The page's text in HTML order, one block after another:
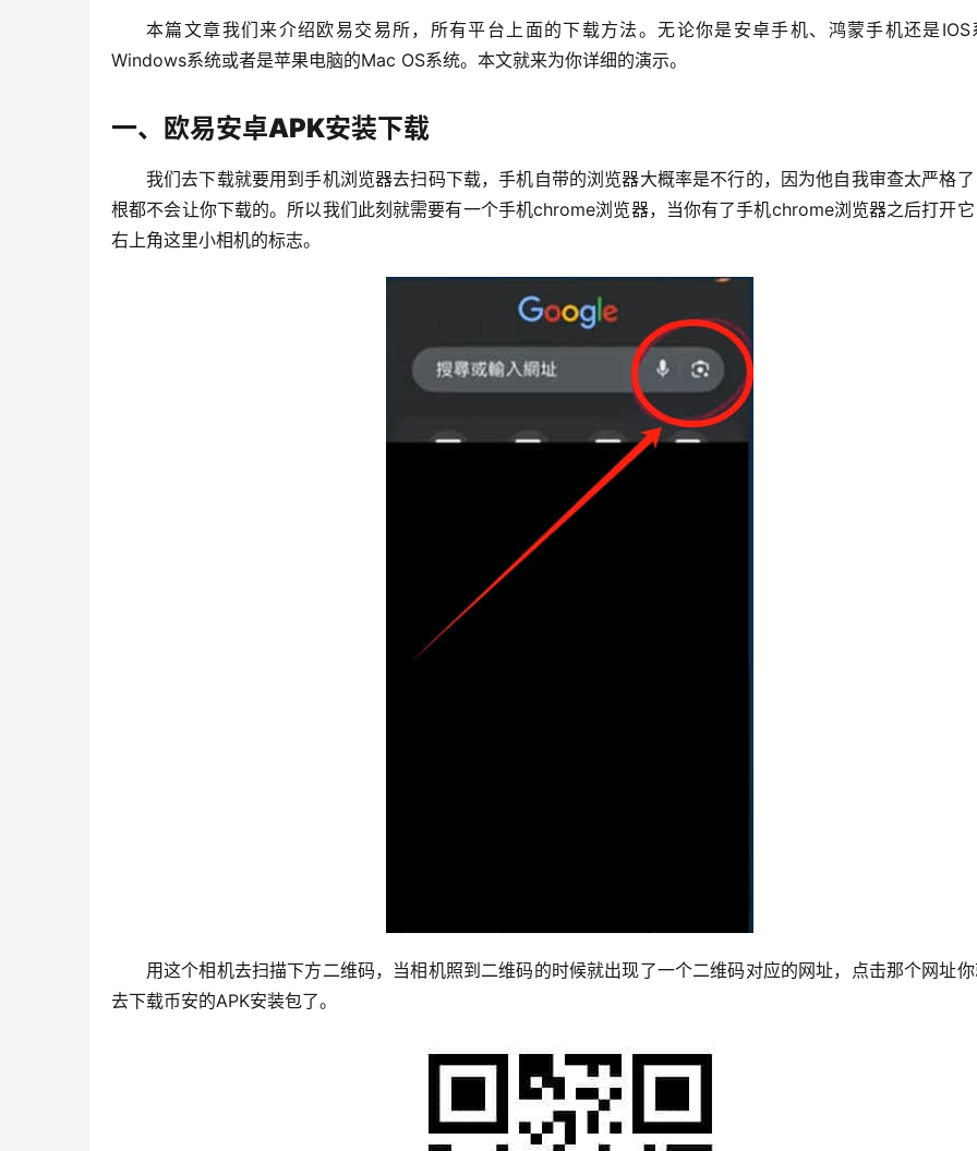
本篇文章我们来介绍欧易交易所，所有平台上面的下载方法。无论你是安卓手机、鸿蒙手机还是IOS
Windows系统或者是苹果电脑的Mac OS系统。本文就来为你详细的演示。
一、欧易安卓APK安装下载
我们去下载就要用到手机浏览器去扫码下载，手机自带的浏览器大概率是不行的，因为他自我审查太严格
根都不会让你下载的。所以我们此刻就需要有一个手机chrome浏览器，当你有了手机chrome浏览器之后打开
右上角这里小相机的标志。
用这个相机去扫描下方二维码，当相机照到二维码的时候就出现了一个二维码对应的网址，点击那个网址
去下载币安的APK安装包了。